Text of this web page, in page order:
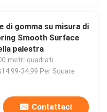
di gomma su misura di
Smooth Surface
palestra
metri quadrati
34.99 Per Square
Contattaci